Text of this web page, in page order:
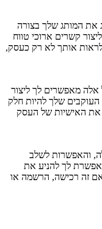
את המותג שלך בצורה
קשרים ארוכי טווח
אותך לא רק כעסק,
אלה מאפשרים לך ליצור
שלך להיות חלק
את האישיות של העסק
והאפשרות לשלב
לך להניע את
אם זה רכישה, הרשמה או